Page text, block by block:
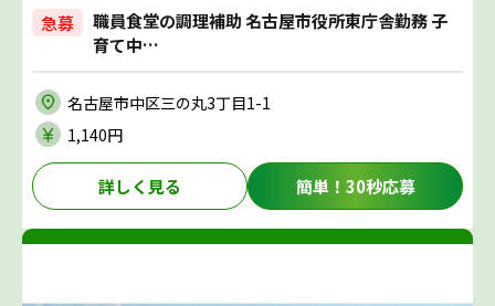
急募
職員食堂の調理補助 名古屋市役所東庁舎勤務 子
育て中…
名古屋市中区三の丸3丁目1-1
1,140円
詳しく見る 簡単！30秒応募